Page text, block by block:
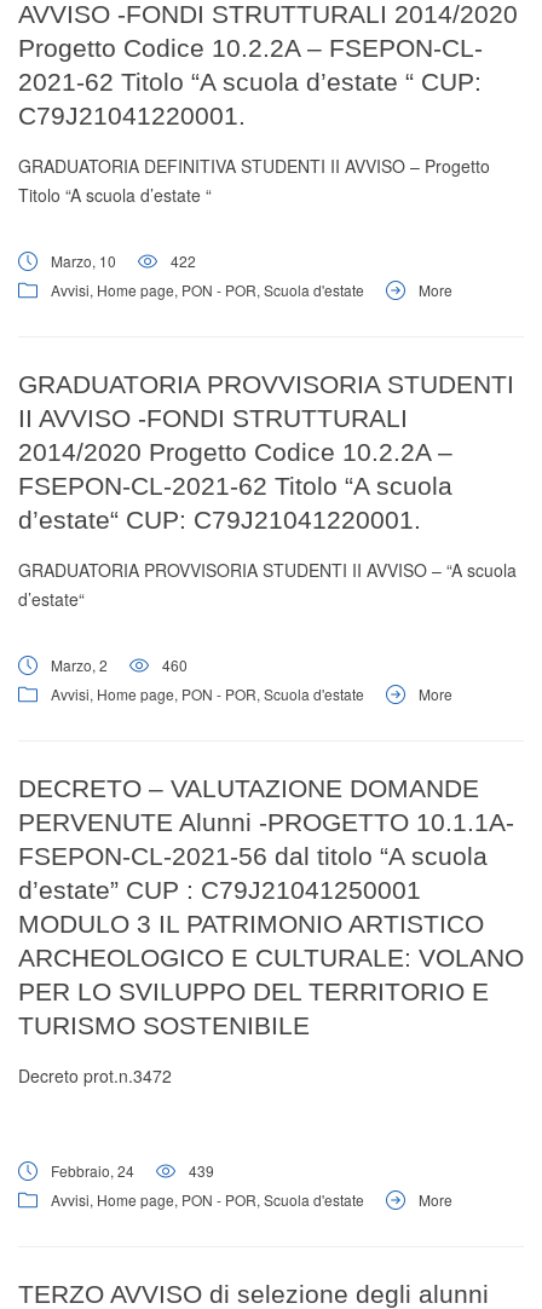
AVVISO -FONDI STRUTTURALI 2014/2020
Progetto Codice 10.2.2A – FSEPON-CL-
2021-62 Titolo “A scuola d’estate “ CUP:
C79J21041220001.
GRADUATORIA DEFINITIVA STUDENTI II AVVISO – Progetto
Titolo “A scuola d’estate “
Marzo, 10
422
Avvisi, Home page, PON - POR, Scuola d'estate More
GRADUATORIA PROVVISORIA STUDENTI
II AVVISO -FONDI STRUTTURALI
2014/2020 Progetto Codice 10.2.2A –
FSEPON-CL-2021-62 Titolo “A scuola
d’estate“ CUP: C79J21041220001.
GRADUATORIA PROVVISORIA STUDENTI II AVVISO – “A scuola
d’estate“
Marzo, 2
460
Avvisi, Home page, PON - POR, Scuola d'estate More
DECRETO – VALUTAZIONE DOMANDE
PERVENUTE Alunni -PROGETTO 10.1.1A-
FSEPON-CL-2021-56 dal titolo “A scuola
d’estate” CUP : C79J21041250001
MODULO 3 IL PATRIMONIO ARTISTICO
ARCHEOLOGICO E CULTURALE: VOLANO
PER LO SVILUPPO DEL TERRITORIO E
TURISMO SOSTENIBILE
Decreto prot.n.3472
Febbraio, 24
439
Avvisi, Home page, PON - POR, Scuola d'estate More
TERZO AVVISO di selezione degli alunni